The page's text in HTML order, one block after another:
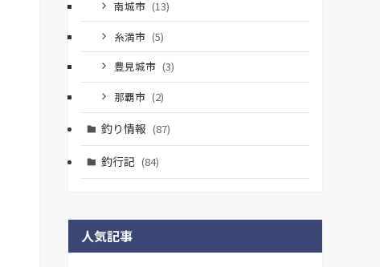
南城市 (13)
糸満市 (5)
豊見城市 (3)
那覇市 (2)
釣り情報 (87)
釣行記 (84)
人気記事